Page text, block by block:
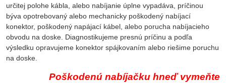
určitej polohe kábla, alebo nabíjanie úplne vypadáva, príčinou
býva opotrebovaný alebo mechanicky poškodený nabíjací
konektor, poškodený napájací kábel, alebo porucha nabíjacieho
obvodu na doske. Diagnostikujeme presnú príčinu a podľa
výsledku opravujeme konektor spájkovaním alebo riešime poruchu
na doske.
Poškodenú nabíjačku hneď vymeňte